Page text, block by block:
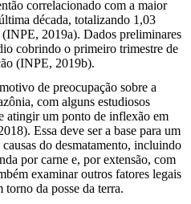
correlacionado com a maior
década, totalizando 1,03
2019a). Dados preliminares
cobrindo o primeiro trimestre de
(INPE, 2019b).
de preocupação sobre a
com alguns estudiosos
atingir um ponto de inflexão em
Essa deve ser a base para um
do desmatamento, incluindo
por carne e, por extensão, com
examinar outros fatores legais
da posse da terra.